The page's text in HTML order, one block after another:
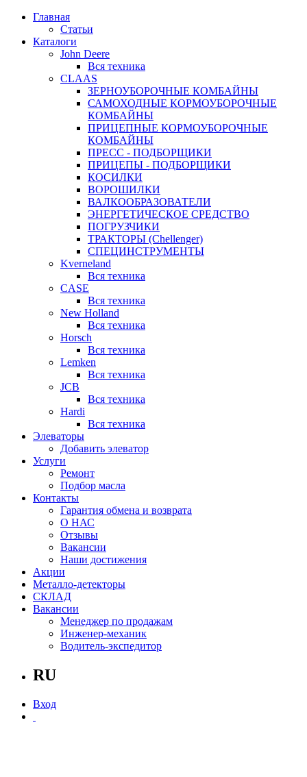
Главная
Статьи
Каталоги
John Deere
Вся техника
CLAAS
ЗЕРНОУБОРОЧНЫЕ КОМБАЙНЫ
САМОХОДНЫЕ КОРМОУБОРОЧНЫЕ
КОМБАЙНЫ
ПРИЦЕПНЫЕ КОРМОУБОРОЧНЫЕ
КОМБАЙНЫ
ПРЕСС - ПОДБОРЩИКИ
ПРИЦЕПЫ - ПОДБОРЩИКИ
КОСИЛКИ
ВОРОШИЛКИ
ВАЛКООБРАЗОВАТЕЛИ
ЭНЕРГЕТИЧЕСКОЕ СРЕДСТВО
ПОГРУЗЧИКИ
ТРАКТОРЫ (Chellenger)
СПЕЦИНСТРУМЕНТЫ
Kverneland
Вся техника
CASE
Вся техника
New Holland
Вся техника
Horsch
Вся техника
Lemken
Вся техника
JCB
Вся техника
Hardi
Вся техника
Элеваторы
Добавить элеватор
Услуги
Ремонт
Подбор масла
Контакты
Гарантия обмена и возврата
О НАС
Отзывы
Вакансии
Наши достижения
Акции
Металло-детекторы
СКЛАД
Вакансии
Менеджер по продажам
Инженер-механик
Водитель-экспедитор
RU
Вход